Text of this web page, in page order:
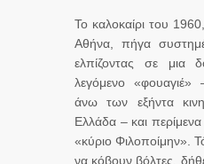
Το καλοκαίρι του
Αθήνα, πήγα
ελπίζοντας σε μια
λεγόμενο
άνω των εξήντα
Ελλάδα – και
«κύριο Φιλοποίμην».
να κόβουν βόλτες,